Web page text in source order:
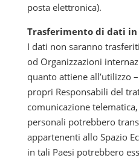
posta elettronica).
Trasferimento di dati in
I dati non saranno
od Organizzazioni
quanto attiene all’utilizzo
propri Responsabili del
comunicazione
personali potrebbero
appartenenti allo Spazio
in tali Paesi potrebbero